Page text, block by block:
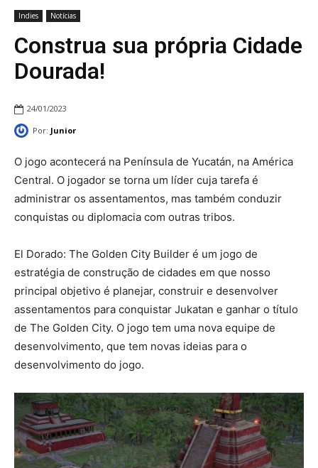
Indies Notícias
Construa sua própria Cidade
Dourada!
24/01/2023
Por: Junior
O jogo acontecerá na Península de Yucatán, na América
Central. O jogador se torna um líder cuja tarefa é
administrar os assentamentos, mas também conduzir
conquistas ou diplomacia com outras tribos.
El Dorado: The Golden City Builder é um jogo de
estratégia de construção de cidades em que nosso
principal objetivo é planejar, construir e desenvolver
assentamentos para conquistar Jukatan e ganhar o título
de The Golden City. O jogo tem uma nova equipe de
desenvolvimento, que tem novas ideias para o
desenvolvimento do jogo.